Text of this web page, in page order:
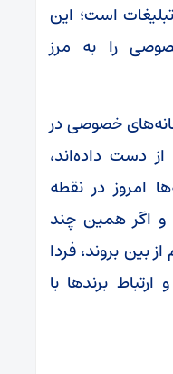
است؛ این
را به مرز
خصوصی در
را از دست داده‌اند،
امروز در نقطه
و اگر همین چند
بین بروند، فردا
برند‌ها با